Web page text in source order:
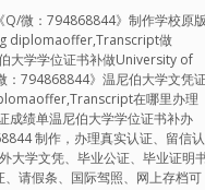
微：794868844》制作学校原
diplomaoffer,Transcript做
大学学位证书补做University of
794868844》温尼伯大学文凭
在哪里办理
成绩单温尼伯大学学位证书补办
制作，办理真实认证、留信认
学文凭、毕业公证、毕业证明书
请假条、国际驾照、网上存档可